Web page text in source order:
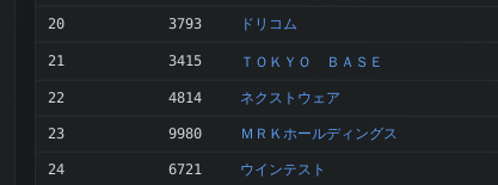
20 3793 ドリコム
21 3415 ＴＯＫＹＯ ＢＡＳＥ
22 4814 ネクストウェア
23 9980 ＭＲＫホールディングス
24 6721 ウインテスト